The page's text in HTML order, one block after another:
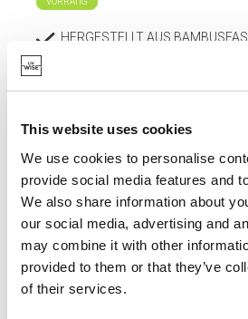
This website uses cookies
We use cookies to personalise
provide social media features and
We also share information about
our social media, advertising and
may combine it with other
provided to them or that they’ve
of their services.
HERGESTELLT AUS
WACHSENDEN UND
ANZUZIEHEN.
REISST ODER VERFORMT SICH
ÄLT TEMPERATUREN BIS -20°C